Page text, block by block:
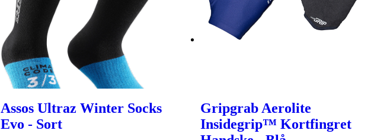
Assos Ultraz Winter Socks
Evo - Sort
Gripgrab Aerolite
Insidegrip™ Kortfingret